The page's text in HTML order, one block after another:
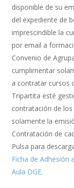
Bonificación
disponible de su
del expediente de
imprescindible la
por email a
Convenio de
cumplimentar
a contratar cursos
Tripartita esté
contratación de
solamente la
Contratación de
Pulsa para
Ficha de Adhesión
Aula DGE.